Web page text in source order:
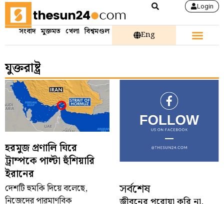
Login
সংবাদ মুক্তমত খেলা বিশ্বমণ্ডল Eng
যুক্তরাষ্ট্র
হরমুজ প্রণালি ঘিরে
ট্রাম্পকে পাল্টা হুঁশিয়ারি
ইরানের
দেশটি হুমকি দিয়ে বলেছে,
নিজেদের পারমাণবিক
সর্বশেষ